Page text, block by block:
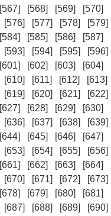
[567] [568] [569] [570]
[576] [577] [578] [579]
[584] [585] [586] [587]
[593] [594] [595] [596]
[601] [602] [603] [604]
[610] [611] [612] [613]
[619] [620] [621] [622]
[627] [628] [629] [630]
[636] [637] [638] [639]
[644] [645] [646] [647]
[653] [654] [655] [656]
[661] [662] [663] [664]
[670] [671] [672] [673]
[678] [679] [680] [681]
[687] [688] [689] [690]